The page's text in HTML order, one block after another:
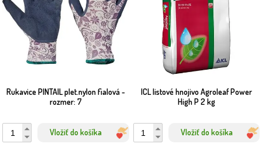
Rukavice PINTAIL plet.nylon fialová -
rozmer: 7
Vložiť do košíka
ICL listové hnojivo Agroleaf Power
High P 2 kg
Vložiť do košíka